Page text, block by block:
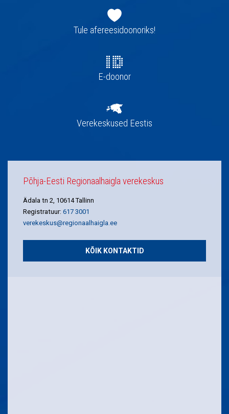
navigatsioonTule afereesidoonoriks!
E-doonor
Verekeskused Eestis
Põhja-Eesti Regionaalhaigla verekeskus
Ädala tn 2, 10614 Tallinn
Registratuur: 617 3001
verekeskus@regionaalhaigla.ee
KÕIK KONTAKTID